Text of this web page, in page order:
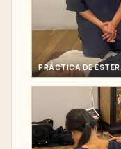
PRÁCTICA DE